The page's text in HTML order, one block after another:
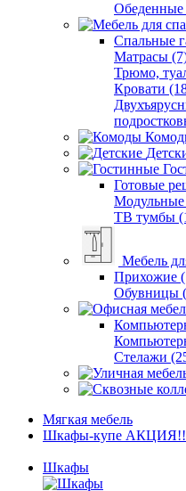
Обеденные
Спальные
Матрасы
Трюмо,
Кровати
Готовые
Модульные
ТВ тумбы
Мебель
Прихожие
Обувницы
Стелажи
Мягкая мебель
Шкафы-купе
Шкафы